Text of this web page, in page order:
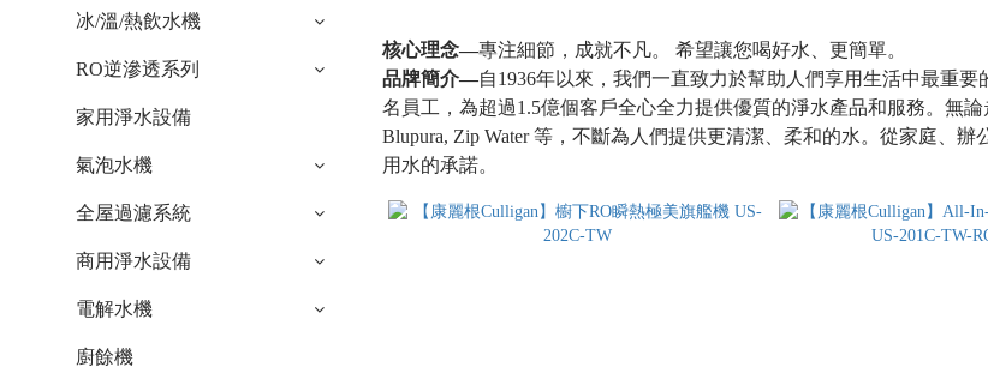
冰/溫/熱飲水機
RO逆滲透系列
家用淨水設備
氣泡水機
全屋過濾系統
商用淨水設備
電解水機
廚餘機
核心理念—專注細節，成就不凡。 希望讓您喝好水、更簡單。
品牌簡介—自1936年以來，我們一直致力於幫助人們享用生活中最重
名員工，為超過1.5億個客戶全心全力提供優質的淨水產品和服務。無
Blupura, Zip Water 等，不斷為人們提供更清潔、柔和的水。從家庭、
用水的承諾。